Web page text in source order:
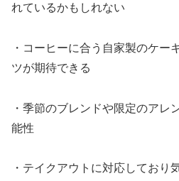
れているかもしれない
・コーヒーに合う自家製のケー
ツが期待できる
・季節のブレンドや限定のアレ
能性
・テイクアウトに対応しており